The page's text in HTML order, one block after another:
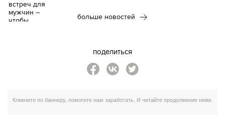
больше новостей
поделиться